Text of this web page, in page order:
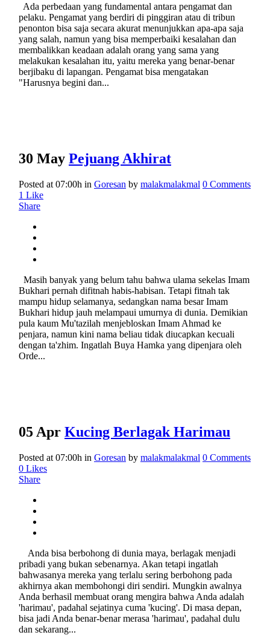
Ada perbedaan yang fundamental antara pengamat dan
pelaku. Pengamat yang berdiri di pinggiran atau di tribun
penonton bisa saja secara akurat menunjukkan apa-apa saja
yang salah, namun yang bisa memperbaiki kesalahan dan
membalikkan keadaan adalah orang yang sama yang
melakukan kesalahan itu, yaitu mereka yang benar-benar
berjibaku di lapangan. Pengamat bisa mengatakan
"Harusnya begini dan...
30 May Pejuang Akhirat
Posted at 07:00h in Goresan by malakmalakmal 0 Comments
1 Like
Share
Masih banyak yang belum tahu bahwa ulama sekelas Imam
Bukhari pernah difitnah habis-habisan. Tetapi fitnah tak
mampu hidup selamanya, sedangkan nama besar Imam
Bukhari hidup jauh melampaui umurnya di dunia. Demikian
pula kaum Mu'tazilah menjebloskan Imam Ahmad ke
penjara, namun kini nama beliau tidak diucapkan kecuali
dengan ta'zhim. Ingatlah Buya Hamka yang dipenjara oleh
Orde...
05 Apr Kucing Berlagak Harimau
Posted at 07:00h in Goresan by malakmalakmal 0 Comments
0 Likes
Share
Anda bisa berbohong di dunia maya, berlagak menjadi
pribadi yang bukan sebenarnya. Akan tetapi ingatlah
bahwasanya mereka yang terlalu sering berbohong pada
akhirnya akan membohongi diri sendiri. Mungkin awalnya
Anda berhasil membuat orang mengira bahwa Anda adalah
'harimau', padahal sejatinya cuma 'kucing'. Di masa depan,
bisa jadi Anda benar-benar merasa 'harimau', padahal dulu
dan sekarang...